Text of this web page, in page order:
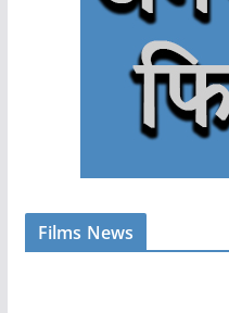
Films News